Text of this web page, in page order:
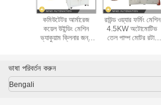
কমিউটেটর আর্মারেজ
কয়েল উইন্ডিং মেশিন
ভ্যাকুয়াম ক্লিনার জন্য
রাউন্ড ওয়্যার ফর্মিং মেশিন
4.5KW অটোমোটিভ
তেল পাম্প মোটর রটার
ভাষা পরিবর্তন করুন
Bengali